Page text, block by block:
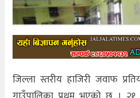
जिल्ला स्तरीय हाजिरी जवाफ